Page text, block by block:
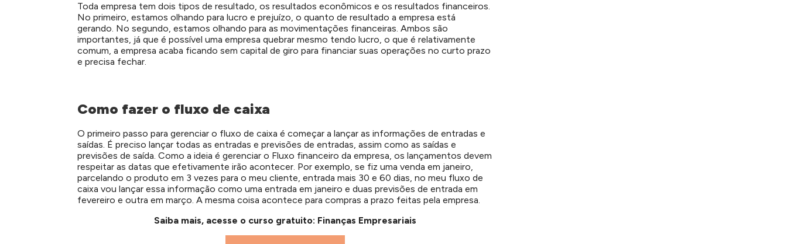
Toda empresa tem dois tipos de resultado, os resultados econômicos e os resultados financeiros.
No primeiro, estamos olhando para lucro e prejuízo, o quanto de resultado a empresa está
gerando. No segundo, estamos olhando para as movimentações financeiras. Ambos são
importantes, já que é possível uma empresa quebrar mesmo tendo lucro, o que é relativamente
comum, a empresa acaba ficando sem capital de giro para financiar suas operações no curto prazo
e precisa fechar.
Como fazer o fluxo de caixa
O primeiro passo para gerenciar o fluxo de caixa é começar a lançar as informações de entradas e
saídas. É preciso lançar todas as entradas e previsões de entradas, assim como as saídas e
previsões de saída. Como a ideia é gerenciar o Fluxo financeiro da empresa, os lançamentos devem
respeitar as datas que efetivamente irão acontecer. Por exemplo, se fiz uma venda em janeiro,
parcelando o produto em 3 vezes para o meu cliente, entrada mais 30 e 60 dias, no meu fluxo de
caixa vou lançar essa informação como uma entrada em janeiro e duas previsões de entrada em
fevereiro e outra em março. A mesma coisa acontece para compras a prazo feitas pela empresa.
Saiba mais, acesse o curso gratuito: Finanças Empresariais